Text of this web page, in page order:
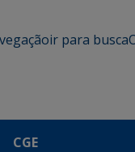
ir para busca
CGE